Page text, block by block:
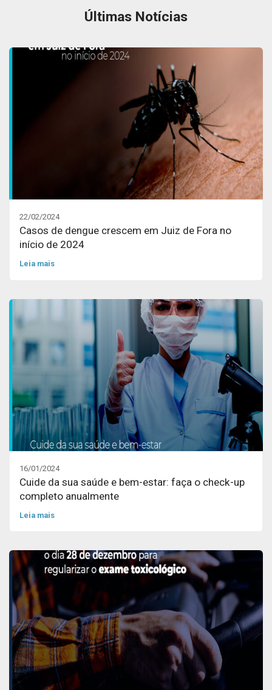
Últimas Notícias
22/02/2024
Casos de dengue crescem em Juiz de Fora no
início de 2024
Leia mais
16/01/2024
Cuide da sua saúde e bem-estar: faça o check-up
completo anualmente
Leia mais